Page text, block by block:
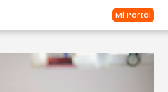
Mi Portal